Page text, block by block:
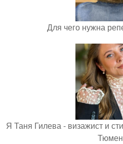
Для чего нужна
Я Таня Гилева - визажист и